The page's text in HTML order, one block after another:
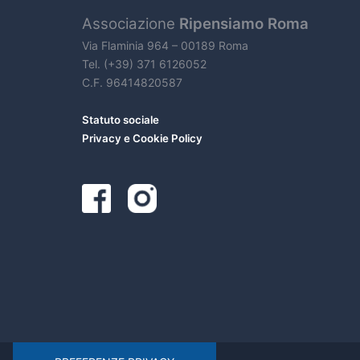
Associazione Ripensiamo Roma
Via Flaminia 964 – 00189 Roma
Tel. (+39) 371 6126052
C.F. 96414820587
Statuto sociale
Privacy e Cookie Policy